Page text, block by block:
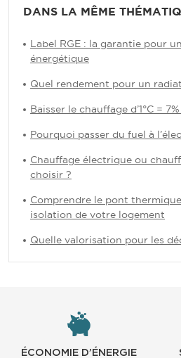
DANS LA MÊME
Label RGE : la garantie pour
énergétique
Quel rendement pour un
Baisser le chauffage d’1°C =
Pourquoi passer du fuel à
Chauffage électrique ou
choisir ?
Comprendre le pont
isolation de votre logement
Quelle valorisation pour les
ÉCONOMIE D’ÉNERGIE